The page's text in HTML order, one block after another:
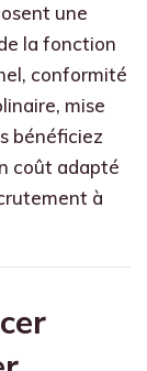
une
la fonction
conformité
mise
bénéficiez
coût adapté
à